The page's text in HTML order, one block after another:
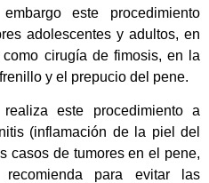
este procedimiento
adolescentes y adultos, en
cirugía de fimosis, en la
y el prepucio del pene.
este procedimiento a
(inflamación de la piel del
casos de tumores en el pene,
para evitar las